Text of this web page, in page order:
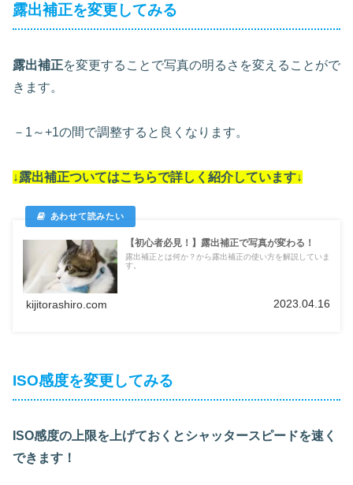
露出補正を変更してみる
露出補正を変更することで写真の明るさを変えることがで
きます。
－1～+1の間で調整すると良くなります。
↓露出補正ついてはこちらで詳しく紹介しています↓
【初心者必見！】露出補正で写真が変わる！
露出補正とは何か？から露出補正の使い方を解説していま
す。
kijitorashiro.com 2023.04.16
ISO感度を変更してみる
ISO感度の上限を上げておくとシャッタースピードを速く
できます！